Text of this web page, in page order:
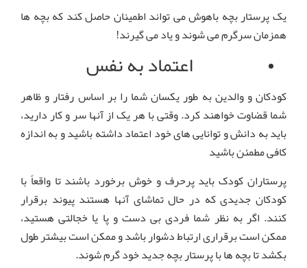
یک پرستار بچه باهوش می تواند اطمینان حاصل کند که بچه ها
همزمان سرگرم می شوند و یاد می گیرند!
اعتماد به نفس
کودکان و والدین به طور یکسان شما را بر اساس رفتار و ظاهر
شما قضاوت خواهند کرد. وقتی با هر یک از آنها سر و کار دارید،
باید به دانش و توانایی های خود اعتماد داشته باشید و به اندازه
کافی مطمئن باشید
پرستاران کودک باید پرحرف و خوش برخورد باشند تا واقعاً با
کودکان جدیدی که در حال تماشای آنها هستند پیوند برقرار
کنند. اگر به نظر شما فردی بی دست و پا یا خجالتی هستید،
ممکن است برقراری ارتباط دشوار باشد و ممکن است بیشتر طول
بکشد تا بچه ها با پرستار بچه جدید خود گرم شوند.